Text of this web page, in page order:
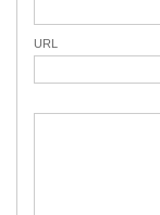
URL